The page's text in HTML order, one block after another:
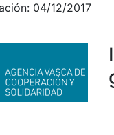
04/12/2017
en nueva ventana)
en nueva ventana)